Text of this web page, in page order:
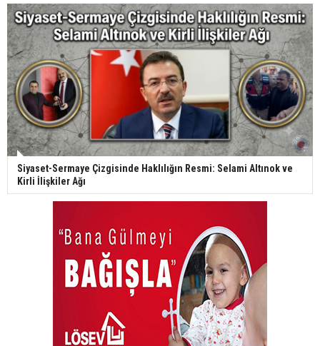
Siyaset-Sermaye Çizgisinde Haklılığın Resmi: Selami Altınok ve
Kirli İlişkiler Ağı